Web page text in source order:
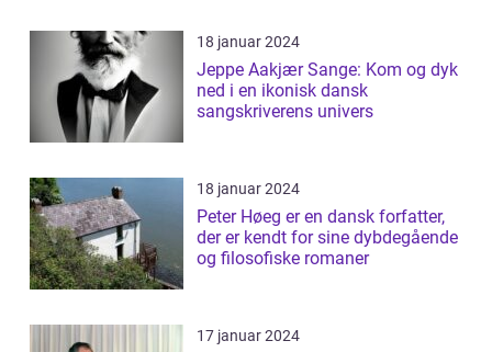
18 januar 2024
Jeppe Aakjær Sange: Kom og dyk
ned i en ikonisk dansk
sangskriverens univers
18 januar 2024
Peter Høeg er en dansk forfatter,
der er kendt for sine dybdegående
og filosofiske romaner
17 januar 2024